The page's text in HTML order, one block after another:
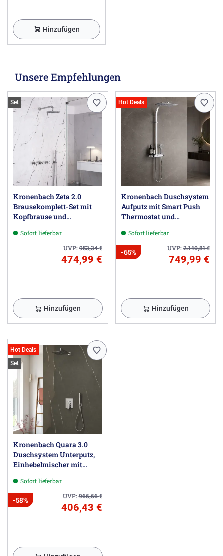
Hinzufügen
Unsere Empfehlungen
Set
Kronenbach Zeta 2.0
Brausekomplett-Set mit
Kopfbrause und
Sofort lieferbar
UVP:953,34€
474,99 €
Hinzufügen
Hot Deals
Kronenbach Duschsystem
Aufputz mit Smart Push
Thermostat und
Sofort lieferbar
UVP:2.140,81€
-65%
749,99 €
Hinzufügen
Hot Deals
Set
Kronenbach Quara 3.0
Duschsystem Unterputz,
Einhebelmischer mit
Sofort lieferbar
UVP:966,66€
-58%
406,43 €